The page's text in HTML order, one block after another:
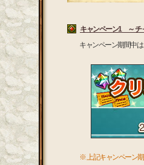
キャンペーン1 ～ チ
キャンペーン期間中
※ 上記キャンペーン